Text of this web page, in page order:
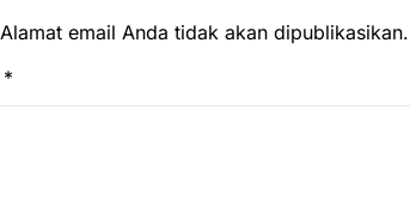
Alamat email Anda tidak akan dipublikasikan.
*